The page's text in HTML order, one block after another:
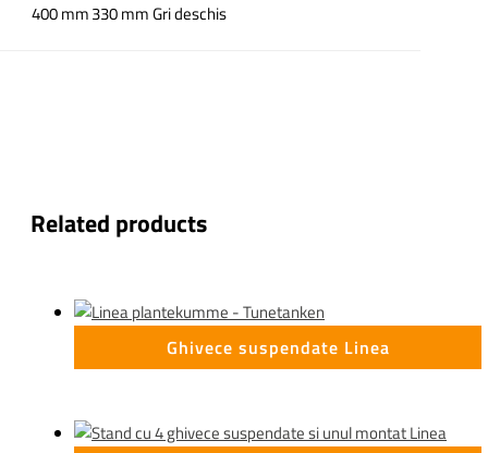
400 mm330 mmGri deschis
Related products
Ghivece suspendate Linea